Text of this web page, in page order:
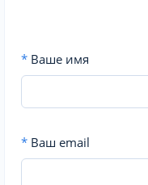
* Ваше имя
* Ваш email